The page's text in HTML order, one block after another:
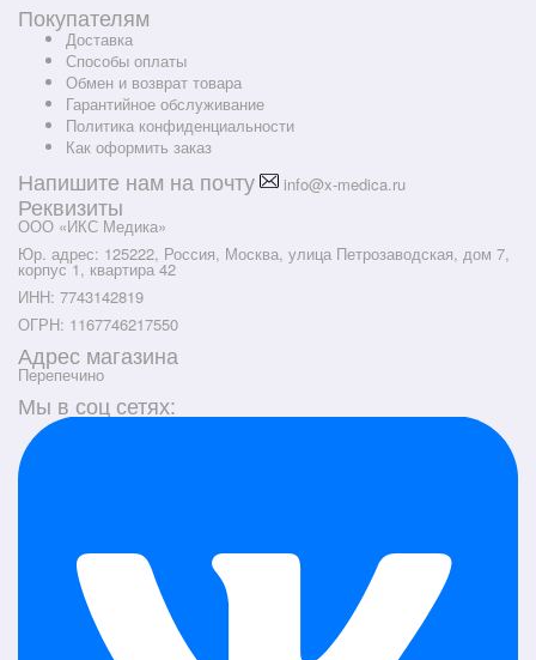
Покупателям
Доставка
Способы оплаты
Обмен и возврат товара
Гарантийное обслуживание
Политика конфиденциальности
Как оформить заказ
Напишите нам на почту info@x-medica.ru
Реквизиты
ООО «ИКС Медика»
Юр. адрес: 125222, Россия, Москва, улица Петрозаводская, дом 7,
корпус 1, квартира 42
ИНН: 7743142819
ОГРН: 1167746217550
Адрес магазина
Перепечино
Мы в соц сетях: